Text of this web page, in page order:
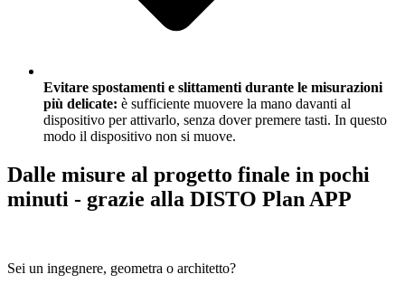
Evitare spostamenti e slittamenti durante le misurazioni
più delicate: è sufficiente muovere la mano davanti al
dispositivo per attivarlo, senza dover premere tasti. In questo
modo il dispositivo non si muove.
Dalle misure al progetto finale in pochi
minuti - grazie alla DISTO Plan APP
Sei un ingegnere, geometra o architetto?